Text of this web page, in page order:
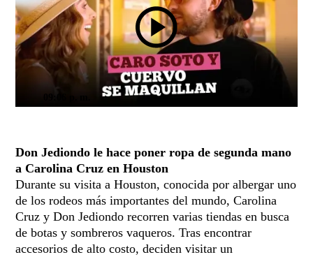
Don Jediondo le hace poner ropa de segunda mano
a Carolina Cruz en Houston
Durante su visita a Houston, conocida por albergar uno
de los rodeos más importantes del mundo, Carolina
Cruz y Don Jediondo recorren varias tiendas en busca
de botas y sombreros vaqueros. Tras encontrar
accesorios de alto costo, deciden visitar un